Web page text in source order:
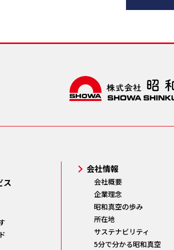
ス
会社情報
会社概要
企業理念
昭和真空の歩み
所在地
サステナビリティ
5分で分かる昭和真空